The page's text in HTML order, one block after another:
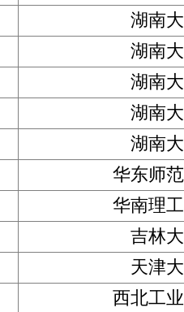
湖南
湖南
湖南
湖南
湖南
华东师
华南理
吉林
天津
西北工